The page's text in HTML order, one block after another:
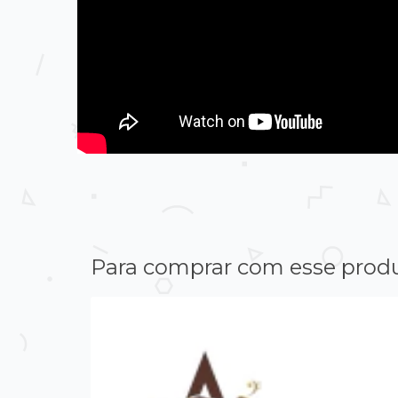
Para comprar com esse